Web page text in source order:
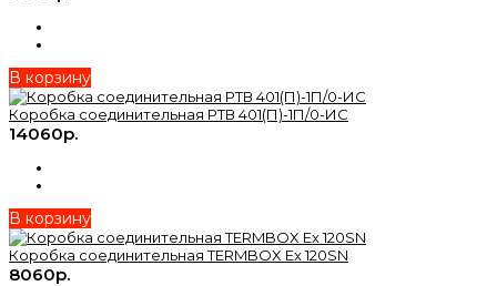
В корзину
Коробка соединительная РТВ 401(П)-1П/0-ИС
14060р.
В корзину
Коробка соединительная TERMBOX Ex 120SN
8060р.